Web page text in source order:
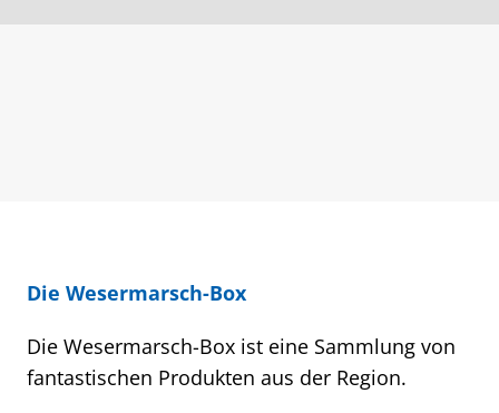
Die Wesermarsch-Box
Die Wesermarsch-Box ist eine Sammlung von
fantastischen Produkten aus der Region.